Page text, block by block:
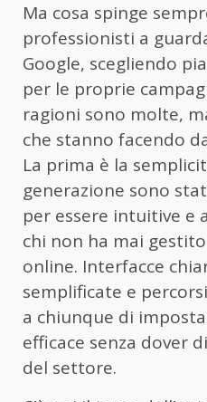
Ma cosa spinge
professionisti a
Google, scegliendo
per le proprie
ragioni sono molte,
che stanno facendo
La prima è la
generazione sono
per essere intuitive e
chi non ha mai
online. Interfacce
semplificate e
a chiunque di
efficace senza dover
del settore.